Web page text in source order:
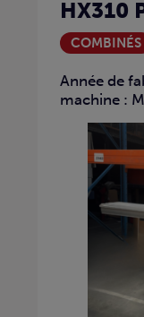
HX310
COMBINÉS
Année de
machine :